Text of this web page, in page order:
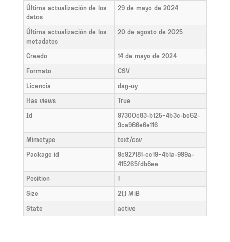
Última actualización de los
datos
29 de mayo de 2024
Última actualización de los
metadatos
20 de agosto de 2025
Creado
14 de mayo de 2024
Formato
CSV
Licencia
dag-uy
Has views
True
Id
97300c83-b125-4b3c-be62-
9ca966e6e116
Mimetype
text/csv
Package id
9c927181-cc19-4b1a-999a-
415265fdb8ee
Position
1
Size
21,1 MiB
State
active